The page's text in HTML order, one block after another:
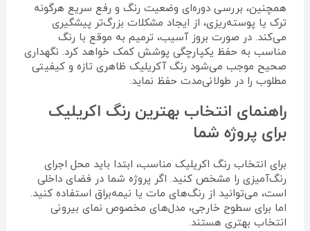
همچنین، بررسی دوره‌ای وضعیت رنگ و رفع سریع هرگونه
ترک یا پوسته‌ریزی، از ایجاد مشکلات بزرگ‌تر پیشگیری
می‌کند. در صورت بروز آسیب، ترمیم به موقع با رنگ
مناسب به حفظ یکپارچگی پوشش کمک خواهد کرد. نگهداری
صحیح موجب می‌شود رنگ آکریلیک ظاهری تازه و کیفیتی
مطلوب را در طولانی‌مدت حفظ نماید.
راهنمای انتخاب بهترین رنگ اکریلیک
برای پروژه شما
برای انتخاب رنگ اکریلیک مناسب، ابتدا باید محل اجرای
رنگ‌آمیزی را مشخص کنید. اگر پروژه شما در فضای داخلی
است، می‌توانید از رنگ‌های مات یا نیمه‌براق استفاده کنید.
اما برای سطوح خارجی، مدل‌های مخصوص نمای بیرونی
انتخاب بهتری هستند.